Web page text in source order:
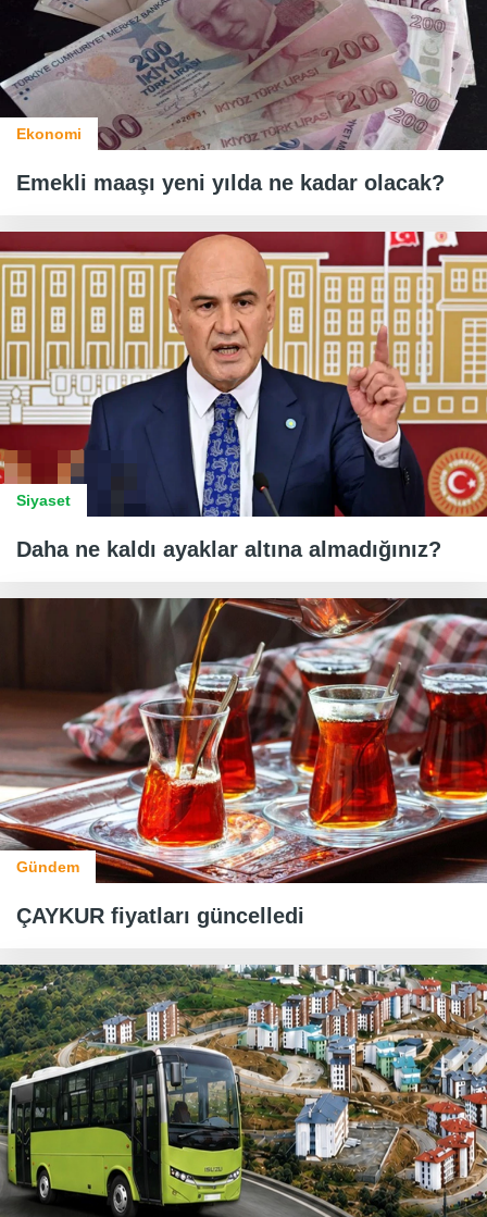
Ekonomi
Emekli maaşı yeni yılda ne kadar olacak?
Siyaset
Daha ne kaldı ayaklar altına almadığınız?
Gündem
ÇAYKUR fiyatları güncelledi